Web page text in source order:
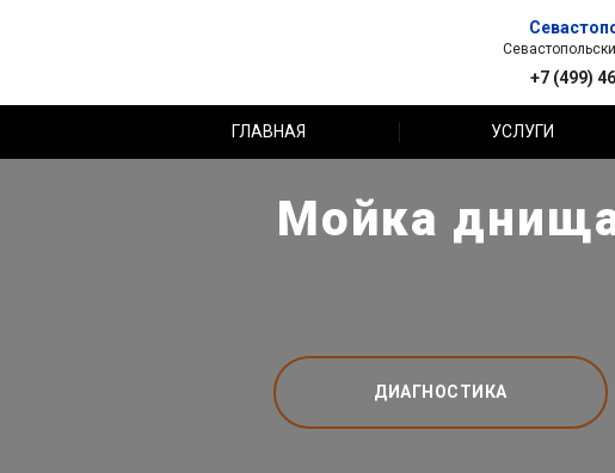
+7 (499)
ГЛАВНАЯ УСЛУГИ
Мойка
ДИАГНОСТИКА